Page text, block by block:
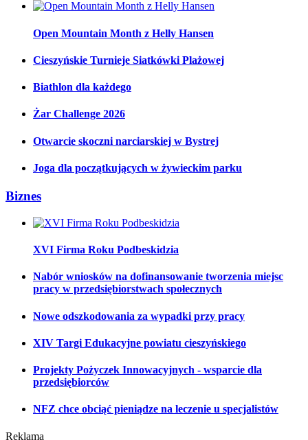
Open Mountain Month z Helly Hansen
Cieszyńskie Turnieje Siatkówki Plażowej
Biathlon dla każdego
Żar Challenge 2026
Otwarcie skoczni narciarskiej w Bystrej
Joga dla początkujących w żywieckim parku
Biznes
XVI Firma Roku Podbeskidzia
Nabór wniosków na dofinansowanie tworzenia miejsc
pracy w przedsiębiorstwach społecznych
Nowe odszkodowania za wypadki przy pracy
XIV Targi Edukacyjne powiatu cieszyńskiego
Projekty Pożyczek Innowacyjnych - wsparcie dla
przedsiębiorców
NFZ chce obciąć pieniądze na leczenie u specjalistów
Reklama